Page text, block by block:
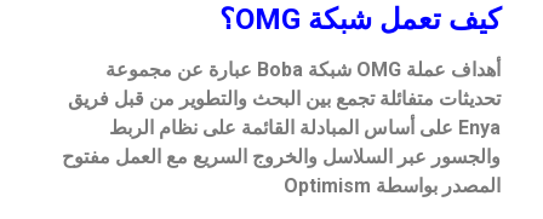
كيف تعمل شبكة OMG؟
أهداف عملة OMG شبكة Boba عبارة عن مجموعة
تحديثات متفائلة تجمع بين البحث والتطوير من قبل فريق
Enya على أساس المبادلة القائمة على نظام الربط
والجسور عبر السلاسل والخروج السريع مع العمل مفتوح
المصدر بواسطة Optimism